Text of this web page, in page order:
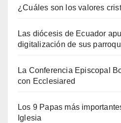
¿Cuáles son los valores
Las diócesis de Ecuador
digitalización de sus
La Conferencia Episcopal
con Ecclesiared
Los 9 Papas más
Iglesia